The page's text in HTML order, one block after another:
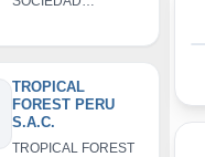
RESPONSABILIDAD
TROPICAL
FOREST PERU
S.A.C.
TROPICAL FOREST